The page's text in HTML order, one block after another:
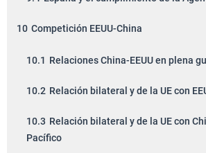
10 Competición EEUU-China
10.1 Relaciones China-EEUU en plena
10.2 Relación bilateral y de la UE con
10.3 Relación bilateral y de la UE con
Pacífico